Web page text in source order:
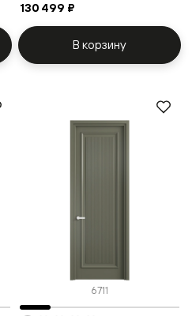
130 499 ₽
В корзину
6711